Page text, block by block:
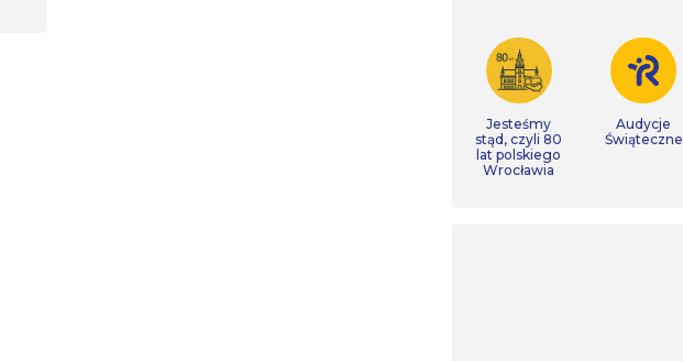
Jesteśmy
stąd, czyli 80
lat polskiego
Wrocławia
Audycje
Świąteczne